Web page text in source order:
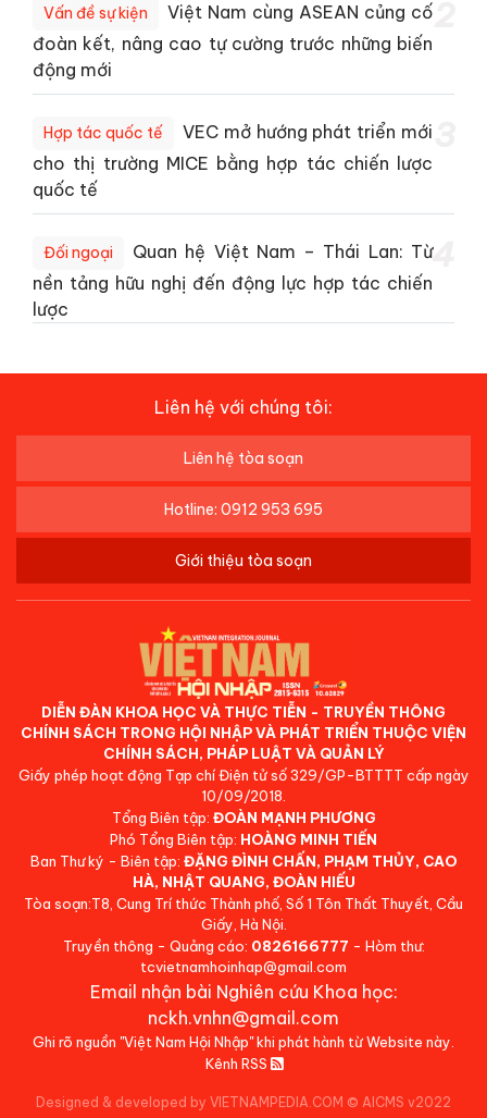
Vấn đề sự kiện
Việt Nam cùng ASEAN củng cố
đoàn kết, nâng cao tự cường trước những biến
động mới
Hợp tác quốc tế
VEC mở hướng phát triển mới
cho thị trường MICE bằng hợp tác chiến lược
quốc tế
Đối ngoại
Quan hệ Việt Nam – Thái Lan: Từ
nền tảng hữu nghị đến động lực hợp tác chiến
lược
4
Liên hệ với chúng tôi:
Liên hệ tòa soạn
Hotline: 0912 953 695
Giới thiệu tòa soạn
DIỄN ĐÀN KHOA HỌC VÀ THỰC TIỄN - TRUYỀN THÔNG
CHÍNH SÁCH TRONG HỘI NHẬP VÀ PHÁT TRIỂN THUỘC VIỆN
CHÍNH SÁCH, PHÁP LUẬT VÀ QUẢN LÝ
Giấy phép hoạt động Tạp chí Điện tử số 329/GP-BTTTT cấp ngày
10/09/2018.
Tổng Biên tập: ĐOÀN MẠNH PHƯƠNG
Phó Tổng Biên tập: HOÀNG MINH TIẾN
Ban Thư ký - Biên tập: ĐẶNG ĐÌNH CHẤN, PHẠM THỦY, CAO
HÀ, NHẬT QUANG, ĐOÀN HIẾU
Tòa soạn:T8, Cung Trí thức Thành phố, Số 1 Tôn Thất Thuyết, Cầu
Giấy, Hà Nội.
Truyền thông - Quảng cáo: 0826166777 - Hòm thư:
tcvietnamhoinhap@gmail.com
Email nhận bài Nghiên cứu Khoa học:
nckh.vnhn@gmail.com
Ghi rõ nguồn "Việt Nam Hội Nhập" khi phát hành từ Website này.
Kênh RSS
Designed & developed by VIETNAMPEDIA.COM © AICMS v2022